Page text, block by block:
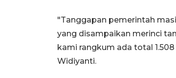
"Tanggapan pemerintah
yang disampaikan merinci
kami rangkum ada total
Widiyanti.